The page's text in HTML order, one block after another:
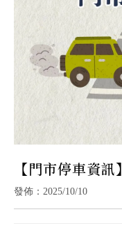
【門市停車資訊】
發佈：2025/10/10